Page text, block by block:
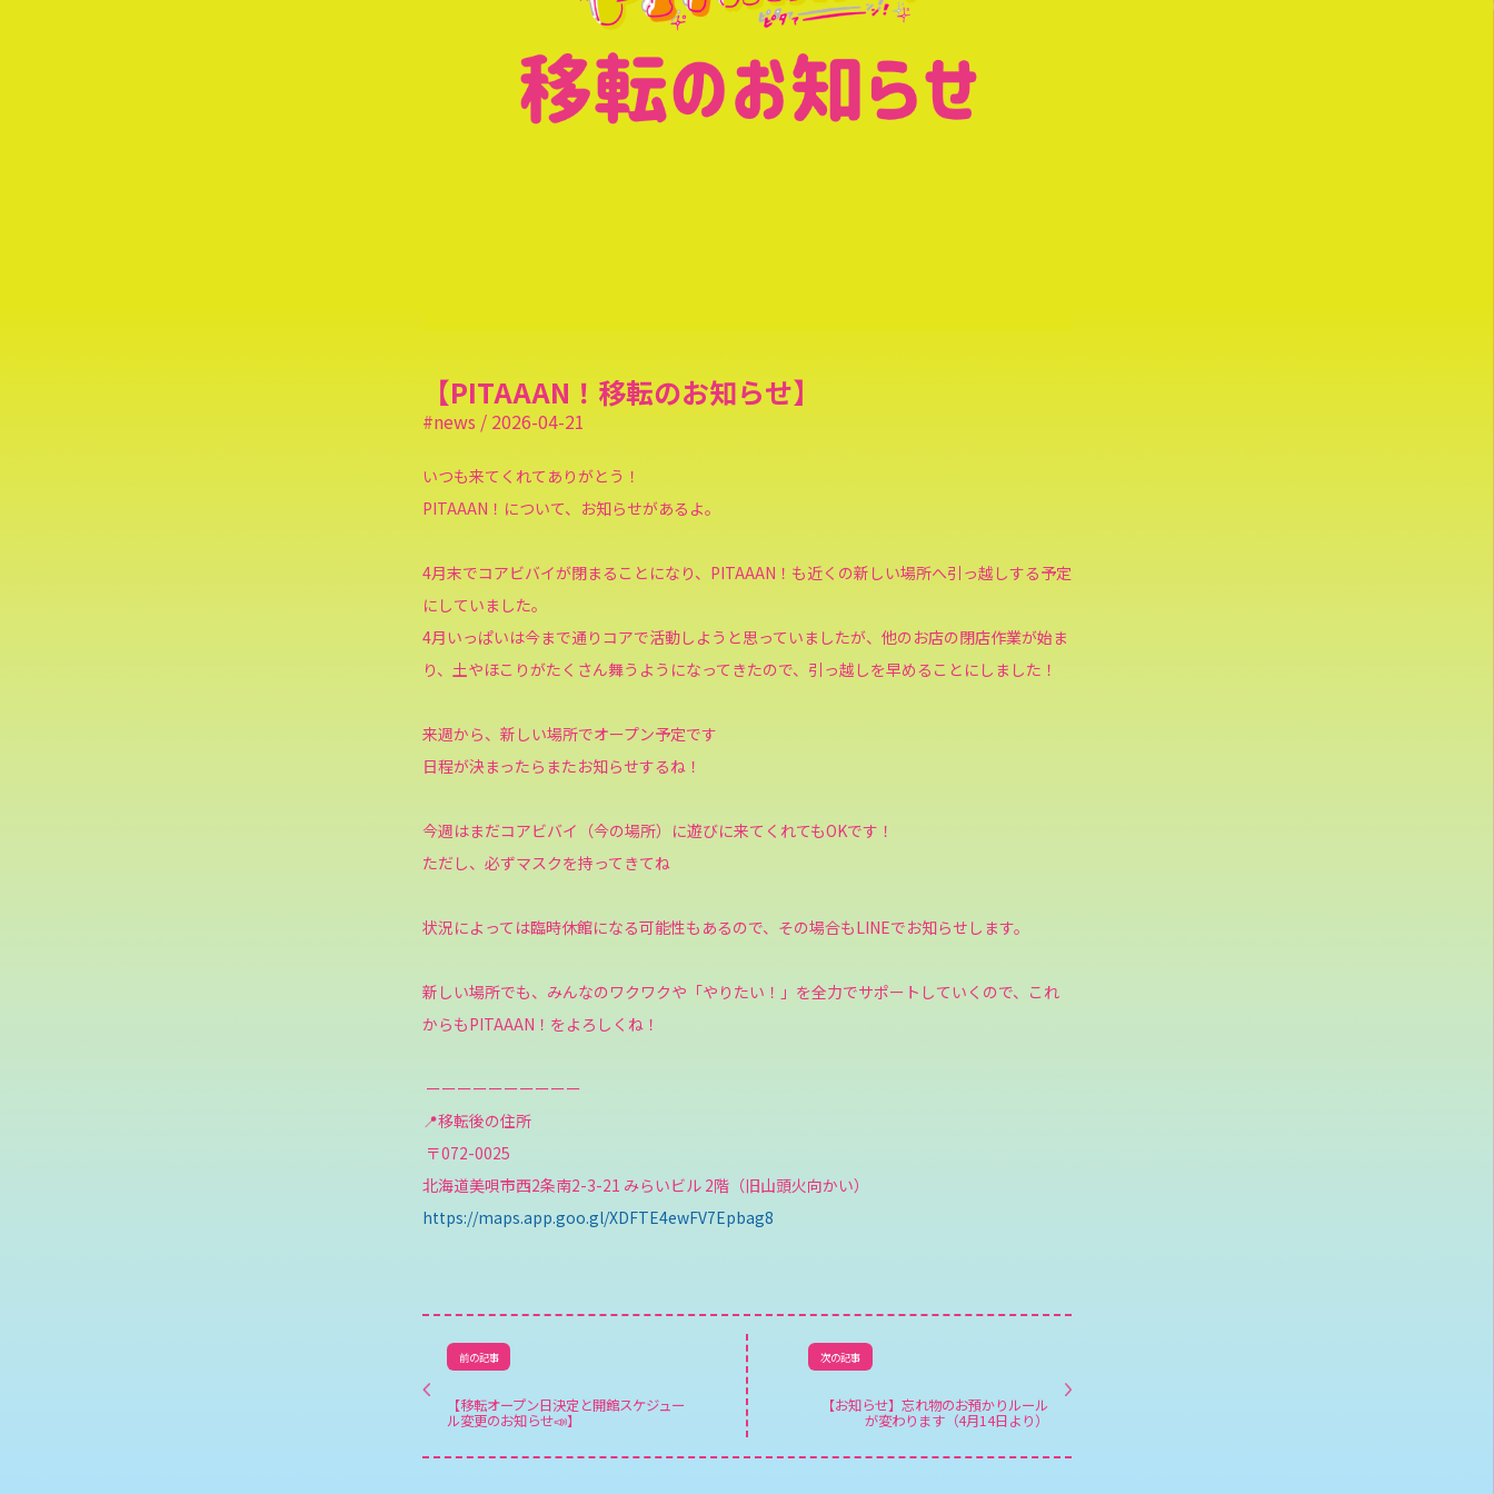
【PITAAAN！移転のお知らせ】
#news / 2026-04-21
いつも来てくれてありがとう！
PITAAAN！について、お知らせがあるよ。
4月末でコアビバイが閉まることになり、PITAAAN！も近くの新しい場所へ引っ越しする予定
にしていました。
4月いっぱいは今まで通りコアで活動しようと思っていましたが、他のお店の閉店作業が始ま
り、土やほこりがたくさん舞うようになってきたので、引っ越しを早めることにしました！
来週から、新しい場所でオープン予定です
日程が決まったらまたお知らせするね！
今週はまだコアビバイ（今の場所）に遊びに来てくれてもOKです！
ただし、必ずマスクを持ってきてね
状況によっては臨時休館になる可能性もあるので、その場合もLINEでお知らせします。
新しい場所でも、みんなのワクワクや「やりたい！」を全力でサポートしていくので、これ
からもPITAAAN！をよろしくね！
ーーーーーーーーーー
📍移転後の住所
〒072-0025
北海道美唄市西2条南2-3-21 みらいビル 2階（旧山頭火向かい）
https://maps.app.goo.gl/XDFTE4ewFV7Epbag8
前の記事
【移転オープン日決定と開館スケジュー
ル変更のお知らせ📣】
次の記事
【お知らせ】忘れ物のお預かりルール
が変わります（4月14日より）